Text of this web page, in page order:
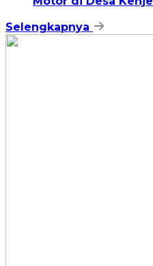
Selengkapnya